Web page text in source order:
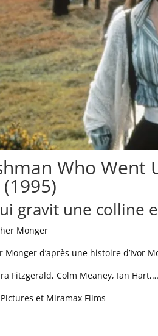
Who Went
gravit une colline
Monger
d’après une histoire d’Ivor
Fitzgerald, Colm Meaney, Ian Hart,…
et Miramax Films